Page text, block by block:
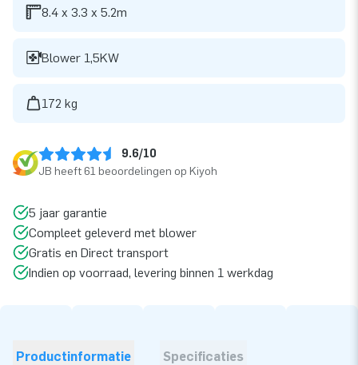
8.4 x 3.3 x 5.2m
Blower 1,5KW
172 kg
9.6/10
JB heeft 61 beoordelingen op Kiyoh
5 jaar garantie
Compleet geleverd met blower
Gratis en Direct transport
Indien op voorraad, levering binnen 1 werkdag
Productinformatie Specificaties